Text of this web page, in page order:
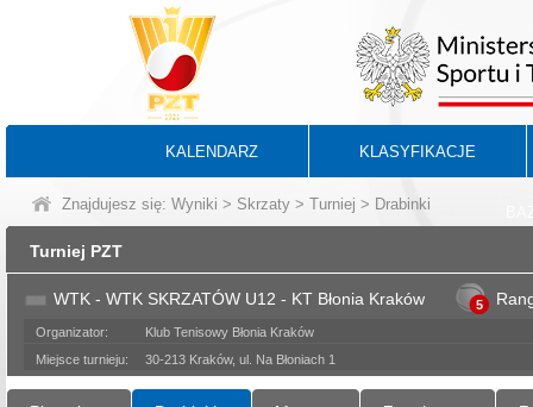
KALENDARZ KLASYFIKACJE
Znajdujesz się: Wyniki > Skrzaty > Turniej > Drabinki
Turniej PZT
WTK - WTK SKRZATÓW U12 - KT Błonia Kraków 5
Organizator:
Klub Tenisowy Błonia Kraków
Miejsce turnieju:
30-213 Kraków, ul. Na Błoniach 1